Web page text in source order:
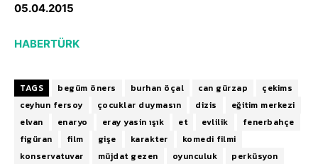
05.04.2015
HABERTÜRK
TAGS begüm öners burhan öçal can gürzap
çekims
ceyhun fersoy
çocuklar duymasın dizis
eğitim merkezi
elvan
enaryo eray yasin ışık et evlilik
fenerbahçe
figüran
film gişe karakter
komedi filmi
konservatuvar
müjdat gezen oyunculuk
perküsyon